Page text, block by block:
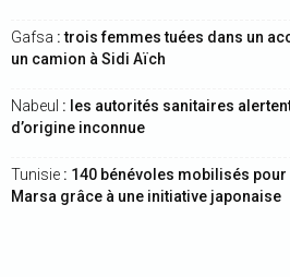
Gafsa : trois femmes tuées dans un
un camion à Sidi Aïch
Nabeul : les autorités sanitaires
d’origine inconnue
Tunisie : 140 bénévoles mobilisés pour
Marsa grâce à une initiative japonaise